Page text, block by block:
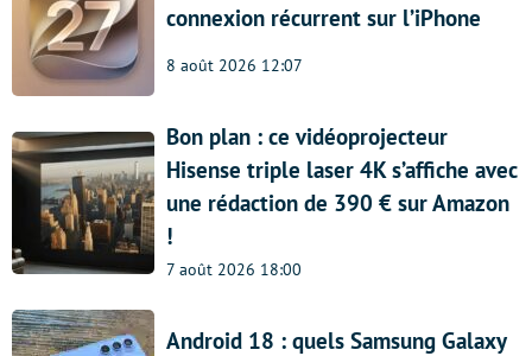
connexion récurrent sur l’iPhone
8 août 2026 12:07
Bon plan : ce vidéoprojecteur
Hisense triple laser 4K s’affiche avec
une rédaction de 390 € sur Amazon
!
7 août 2026 18:00
Android 18 : quels Samsung Galaxy